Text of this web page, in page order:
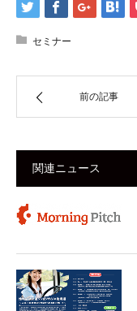
セミナー
前の記事
関連ニュース